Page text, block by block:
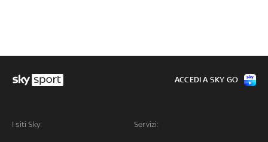
I siti Sky: Servizi:
ACCEDI A SKY GO